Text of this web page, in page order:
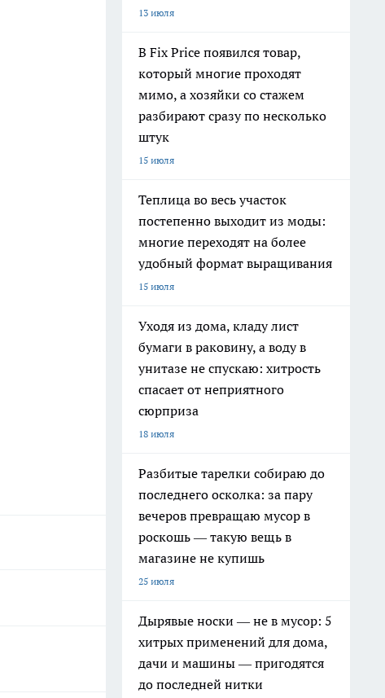
13 июля
В Fix Price появился товар,
который многие проходят
мимо, а хозяйки со стажем
разбирают сразу по несколько
штук
15 июля
Теплица во весь участок
постепенно выходит из моды:
многие переходят на более
удобный формат выращивания
15 июля
Уходя из дома, кладу лист
бумаги в раковину, а воду в
унитазе не спускаю: хитрость
спасает от неприятного
сюрприза
18 июля
Разбитые тарелки собираю до
последнего осколка: за пару
вечеров превращаю мусор в
роскошь — такую вещь в
магазине не купишь
25 июля
Дырявые носки — не в мусор: 5
хитрых применений для дома,
дачи и машины — пригодятся
до последней нитки